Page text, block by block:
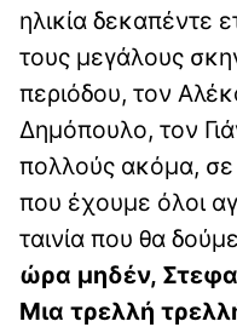
ηλικία δεκαπέντε
τους μεγάλους
περιόδου, τον
Δημόπουλο, τον
πολλούς ακόμα, σε
που έχουμε όλοι
ταινία που θα
ώρα μηδέν,
Μια τρελλή